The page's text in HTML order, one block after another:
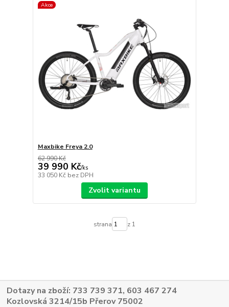
Akce
Maxbike Freya 2.0
62 990 Kč
39 990 Kč/ks
33 050 Kč bez DPH
Zvolit variantu
strana z 1
Dotazy na zboží: 733 739 371, 603 467 274
Kozlovská 3214/15b Přerov 75002